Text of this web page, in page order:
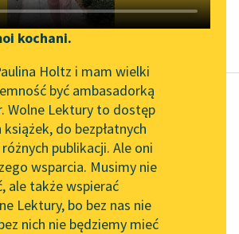
Zgłoś brak utworu
Narzędzia
Mapa Wolnych Lektur
Leśmianator
Przewodnik dla piszących i
czytających
kochani.
Holtz i mam wielki
być ambasadorką
Wolne Lektury to dostęp
książek, do bezpłatnych
publikacji. Ale oni
wsparcia. Musimy nie
ale także wspierać
Lektury, bo bez nas nie
nich nie będziemy mieć
Władysław Syrokomla
Do J. I. Kr.
Na co mam się
zapędzać na pieśni